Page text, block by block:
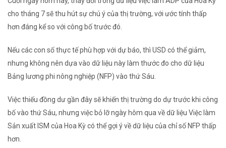
cho tháng 7 sẽ thu hút sự chú ý của thị trường, với ước tính thấp
hơn đáng kể so với công bố trước đó.
Nếu các con số thực tế phù hợp với dự báo, thì USD có thể giảm,
nhưng không nên dựa vào dữ liệu này làm thước đo cho dữ liệu
Bảng lương phi nông nghiệp (NFP) vào thứ Sáu.
Việc thiếu đồng dư gần đây sẽ khiến thị trường do dự trước khi công
bố vào thứ Sáu, nhưng việc bỏ lỡ ngày hôm qua về dữ liệu Việc làm
Sản xuất ISM của Hoa Kỳ có thể gợi ý về dữ liệu của chỉ số NFP thấp
hơn.